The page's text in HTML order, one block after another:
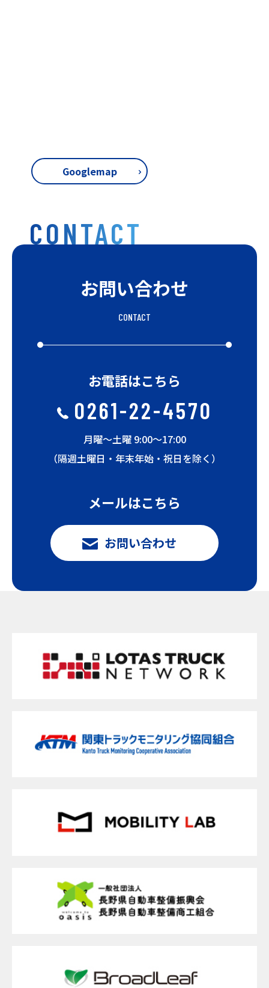
Googlemap
CONTACT
お問い合わせ
CONTACT
お電話はこちら
0261-22-4570
月曜〜土曜 9:00〜17:00
（隔週土曜日・年末年始・祝日を除く）
メールはこちら
お問い合わせ